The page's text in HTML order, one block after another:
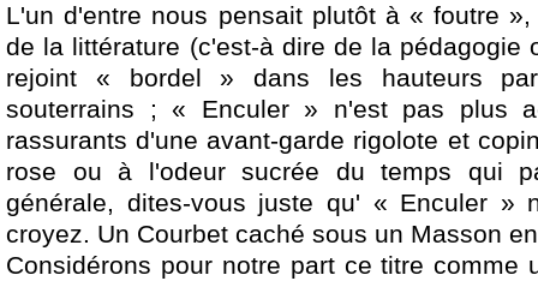
L'un d'entre nous pensait plutôt à « foutre
de la littérature (c'est-à dire de la pédagogie
rejoint « bordel » dans les hauteurs
souterrains ; « Enculer » n'est pas plus
rassurants d'une avant-garde rigolote et
rose ou à l'odeur sucrée du temps qui
générale, dites-vous juste qu' « Enculer »
croyez. Un Courbet caché sous un Masson
Considérons pour notre part ce titre comme